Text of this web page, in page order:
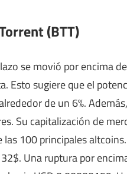
(BTT)
se movió por encima
Esto sugiere que el
de un 6%.
Su capitalización de
100 principales
Una ruptura por